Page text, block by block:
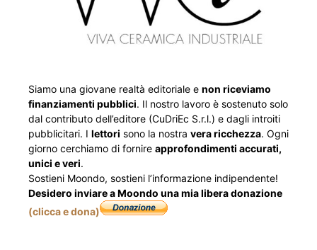
Siamo una giovane realtà editoriale e non riceviamo
finanziamenti pubblici. Il nostro lavoro è sostenuto solo
dal contributo dell’editore (CuDriEc S.r.l.) e dagli introiti
pubblicitari. I lettori sono la nostra vera ricchezza. Ogni
giorno cerchiamo di fornire approfondimenti accurati,
unici e veri.
Sostieni Moondo, sostieni l’informazione indipendente!
Desidero inviare a Moondo una mia libera donazione
(clicca e dona)